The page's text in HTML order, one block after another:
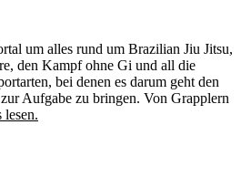
um alles rund um Brazilian Jiu Jitsu,
den Kampf ohne Gi und all die
bei denen es darum geht den
Aufgabe zu bringen. Von Grapplern
lesen.